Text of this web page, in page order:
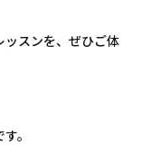
ッスンを、ぜひご体
。